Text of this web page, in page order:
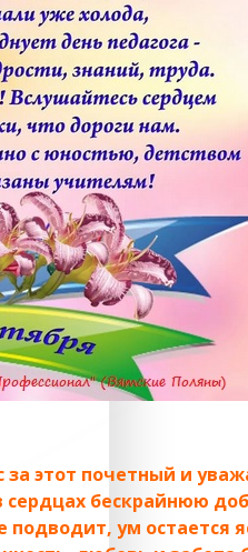
этот почетный и
бескрайнюю
ум остается